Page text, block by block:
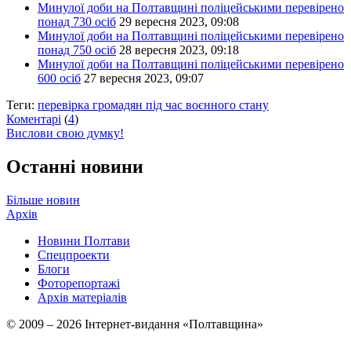
Минулої доби на Полтавщині поліцейськими перевірено
понад 730 осіб 29 вересня 2023, 09:08
Минулої доби на Полтавщині поліцейськими перевірено
понад 750 осіб 28 вересня 2023, 09:18
Минулої доби на Полтавщині поліцейськими перевірено
600 осіб 27 вересня 2023, 09:07
Теги: перевірка громадян під час воєнного стану
Коментарі (4)
Вислови свою думку!
Останні новини
Більше новин
Архів
Новини Полтави
Спецпроекти
Блоги
Фоторепортажі
Архів матеріалів
© 2009 – 2026 Інтернет-видання «Полтавщина»